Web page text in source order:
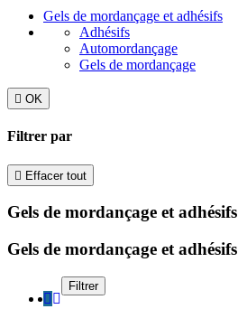
Gels de mordançage et adhésifs
Adhésifs
Automordançage
Gels de mordançage
 OK
Filtrer par
 Effacer tout
Gels de mordançage et adhésifs
Gels de mordançage et adhésifs
Filtrer